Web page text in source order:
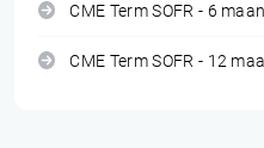
CME Term SOFR - 6
CME Term SOFR - 12